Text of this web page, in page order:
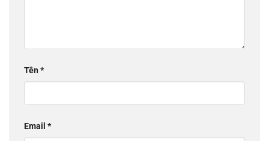
Tên*
Email *